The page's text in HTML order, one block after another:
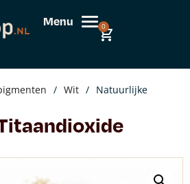
Menu 0
/ Wit / Natuurlijke